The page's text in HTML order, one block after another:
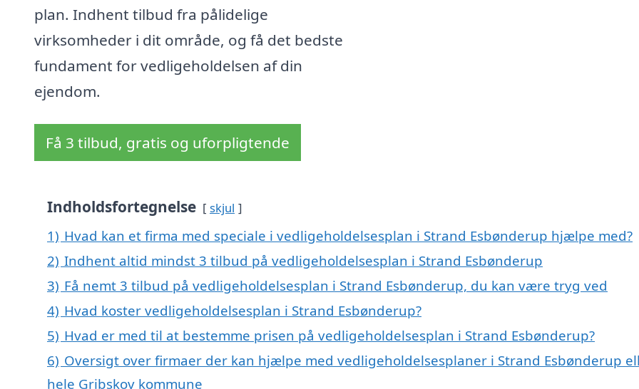
plan. Indhent tilbud fra pålidelige
virksomheder i dit område, og få det bedste
fundament for vedligeholdelsen af din
ejendom.
Få 3 tilbud, gratis og uforpligtende
Indholdsfortegnelse skjul
1) Hvad kan et firma med speciale i vedligeholdelsesplan i Strand Esbønderup hjælpe med?
2) Indhent altid mindst 3 tilbud på vedligeholdelsesplan i Strand Esbønderup
3) Få nemt 3 tilbud på vedligeholdelsesplan i Strand Esbønderup, du kan være tryg ved
4) Hvad koster vedligeholdelsesplan i Strand Esbønderup?
5) Hvad er med til at bestemme prisen på vedligeholdelsesplan i Strand Esbønderup?
6) Oversigt over firmaer der kan hjælpe med vedligeholdelsesplaner i Strand Esbønderup
hele Gribskov kommune